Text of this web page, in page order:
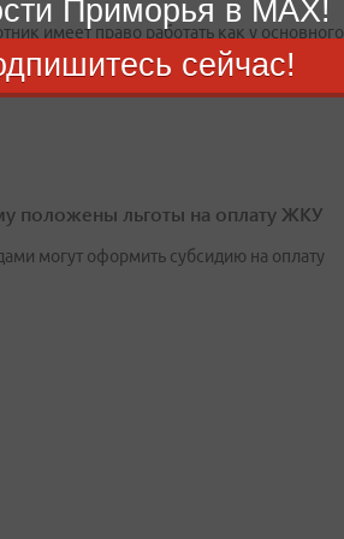
имеет право работать как у основного
работодателя
положены льготы на оплату ЖКУ
могут оформить субсидию на оплату
Приморья в MAX!
сейчас!